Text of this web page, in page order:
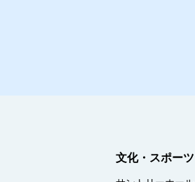
文化・スポーツ